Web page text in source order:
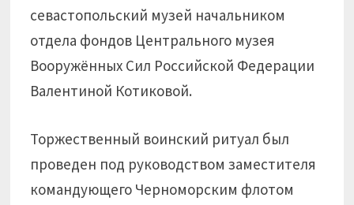
севастопольский музей начальником
отдела фондов Центрального музея
Вооружённых Сил Российской Федерации
Валентиной Котиковой.
Торжественный воинский ритуал был
проведен под руководством заместителя
командующего Черноморским флотом